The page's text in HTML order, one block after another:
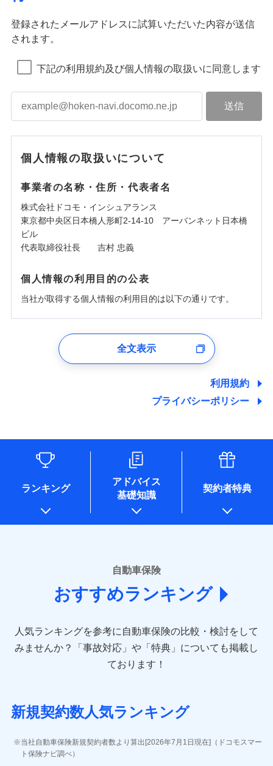
登録されたメールアドレスに試算いただいた内容が送信
されます。
下記の利用規約及び個人情報の取扱いに同意します
個人情報の取扱いについて
事業者の名称・住所・代表者名
株式会社ドコモ・インシュアランス
東京都中央区日本橋人形町2-14-10 アーバンネット日本橋
ビル
代表取締役社長 吉村 忠義
個人情報の利用目的の公表
当社が取得する個人情報の利用目的は以下の通りです。
ユーザー登録受付および、管理のため
しくは委託を受けている保険会社・提携会社の保険その他に
関する情報を提供し、金融商品等の契約を勧奨するため、ま
た維持管理等の委託業務遂行のため、またそれらに付帯、関
情報を取引のある他の保険会社の商品・サービスをご提案す
るために利用させていただくことがあります。）
各種セミナーの開催のため
コンサルティングサービスの実施のため
アンケートやキャンペーン等の実施のため
上記に係る案内・手続き・管理等付帯業務を行うため
* 当社が委託を受けている保険会社の情報は、保険会社のホ
ームページに掲載しておりますので、ご確認ください。
あいおいニッセイ同和損害保険株式会社
(https://www.aioinissaydowa.co.jp/)
アクサ損害保険株式会社 (https://www.axa-
direct.co.jp/)
sompo.co.jp/)
東京海上ダイレクト損害保険株式会社 (https://www.e-
AIG損害保険株式会社 (https://www.aig.co.jp/sonpo)
ジェイアイ傷害火災保険株式会社
ソニー損害保険株式会社
(https://www.sonysonpo.co.jp/)
全文表示
利用規約
プライバシーポリシー
ランキング
アドバイス
基礎知識
契約者特典
自動車保険
おすすめランキング
人気ランキングを参考に自動車保険の比較・検討をして
みませんか？
「事故対応」や「特典」についても掲載し
ております！
新規契約数人気ランキング
当社自動車保険新規契約者数より算出[2026年7月1日現在]（ドコモスマー
ト保険ナビ調べ）